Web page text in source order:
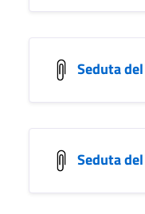
Seduta
Seduta